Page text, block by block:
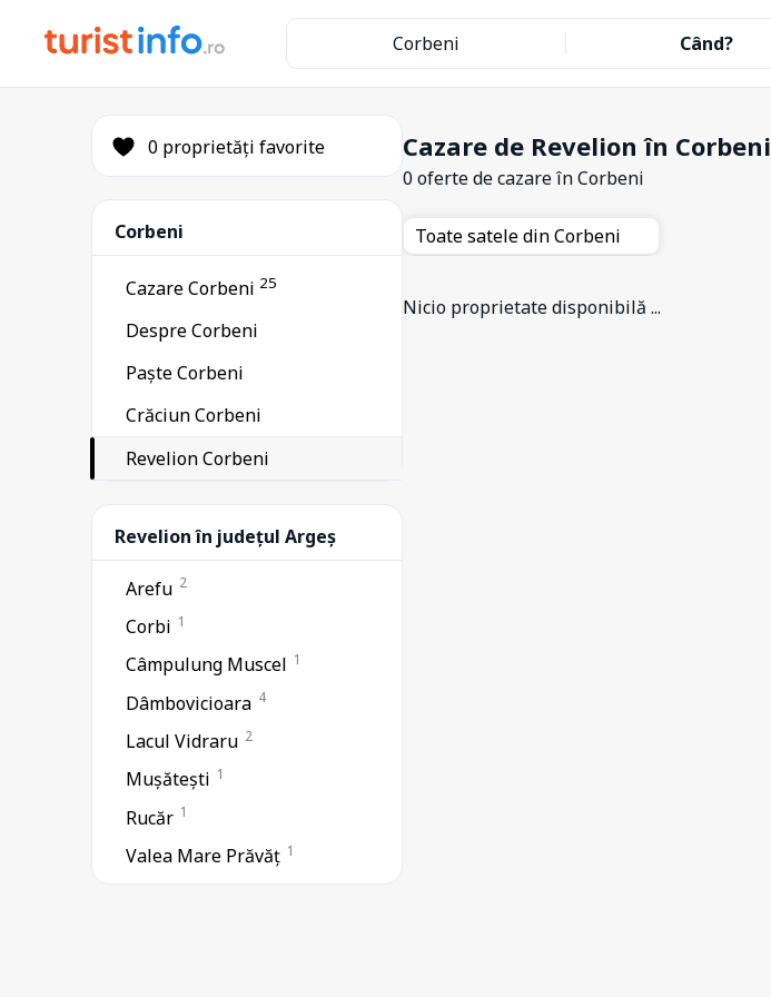
Corbeni Când?
0 proprietăți favorite
Corbeni
Cazare Corbeni 25
Despre Corbeni
Paște Corbeni
Crăciun Corbeni
Revelion Corbeni
Revelion în județul Argeș
Arefu 2
Corbi 1
Câmpulung Muscel 1
Dâmbovicioara 4
Lacul Vidraru 2
Mușătești 1
Rucăr 1
Valea Mare Prăvăț 1
Cazare de Revelion în Corbeni
0 oferte de cazareîn Corbeni
Toate satele din Corbeni
Nicio proprietate disponibilă ...